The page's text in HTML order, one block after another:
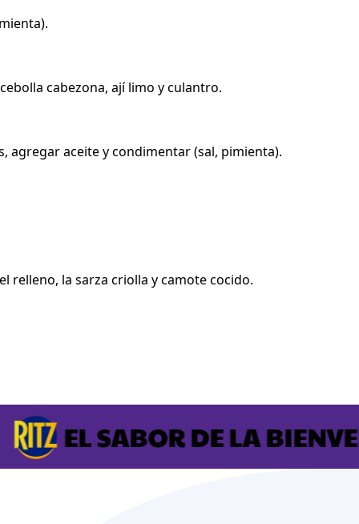
cabezona, ají limo y culantro.
agregar aceite y condimentar (sal, pimienta).
relleno, la sarza criolla y camote cocido.
EL SABOR DE LA